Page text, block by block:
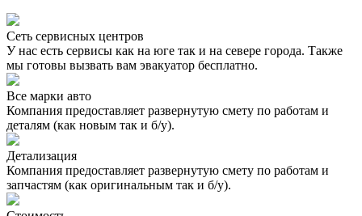
Сеть сервисных центров
У нас есть сервисы как на юге так и на севере города. Также
мы готовы вызвать вам эвакуатор бесплатно.
Все марки авто
Компания предоставляет развернутую смету по работам и
деталям (как новым так и б/у).
Детализация
Компания предоставляет развернутую смету по работам и
запчастям (как оригинальным так и б/у).